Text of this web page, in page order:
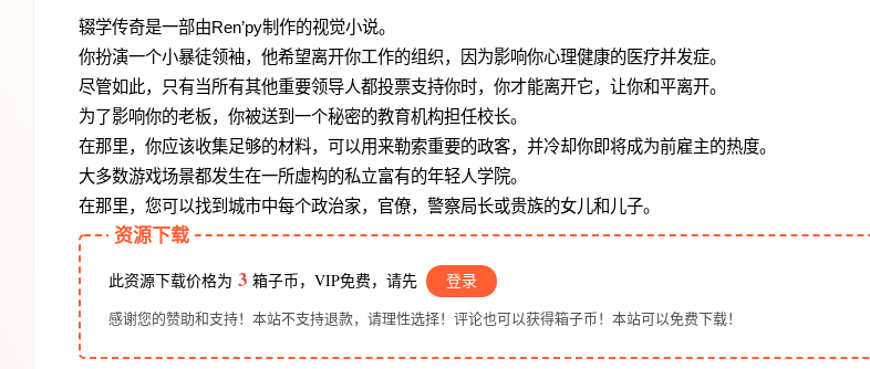
辍学传奇是一部由Ren’py制作的视觉小说。
你扮演一个小暴徒领袖，他希望离开你工作的组织，因为影响你心理健康的医疗并发症。
尽管如此，只有当所有其他重要领导人都投票支持你时，你才能离开它，让你和平离开。
为了影响你的老板，你被送到一个秘密的教育机构担任校长。
在那里，你应该收集足够的材料，可以用来勒索重要的政客，并冷却你即将成为前雇主的热度。
大多数游戏场景都发生在一所虚构的私立富有的年轻人学院。
在那里，您可以找到城市中每个政治家，官僚，警察局长或贵族的女儿和儿子。
资源下载
此资源下载价格为 3 箱子币，VIP免费，请先 登录
感谢您的赞助和支持！本站不支持退款，请理性选择！评论也可以获得箱子币！本站可以免费下载！